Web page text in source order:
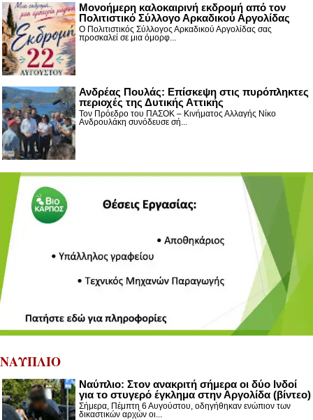
Μονοήμερη καλοκαιρινή εκδρομή από τον
Πολιτιστικό Σύλλογο Αρκαδικού Αργολίδας
Ο Πολιτιστικός Σύλλογος Αρκαδικού Αργολίδας σας
προσκαλεί σε μια όμορφ...
Ανδρέας Πουλάς: Επίσκεψη στις πυρόπληκτες
περιοχές της Δυτικής Αττικής
Τον Πρόεδρο του ΠΑΣΟΚ – Κινήματος Αλλαγής Νίκο
Ανδρουλάκη συνόδευσε σή...
ΝΑΥΠΛΙΟ
Nαύπλιο: Στον ανακριτή σήμερα οι δύο Ινδοί
για το στυγερό έγκλημα στην Αργολίδα (βίντεο)
Σήμερα, Πέμπτη 6 Αυγούστου, οδηγήθηκαν ενώπιον των
δικαστικών αρχών οι...